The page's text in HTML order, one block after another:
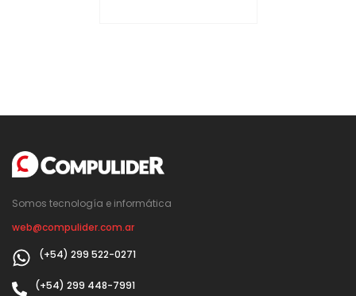
Somos tecnología e informática
web@compulider.com.ar
(+54) 299 522-0271
(+54) 299 448-7991